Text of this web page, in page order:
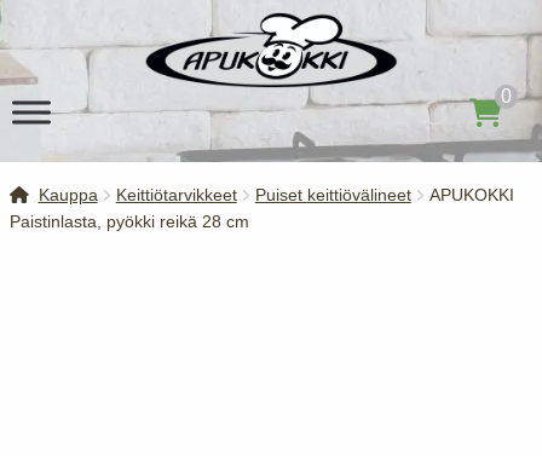
navigointiin
sisältöön
0
Kauppa Keittiötarvikkeet Puiset keittiövälineet
APUKOKKI
Paistinlasta, pyökki reikä 28 cm